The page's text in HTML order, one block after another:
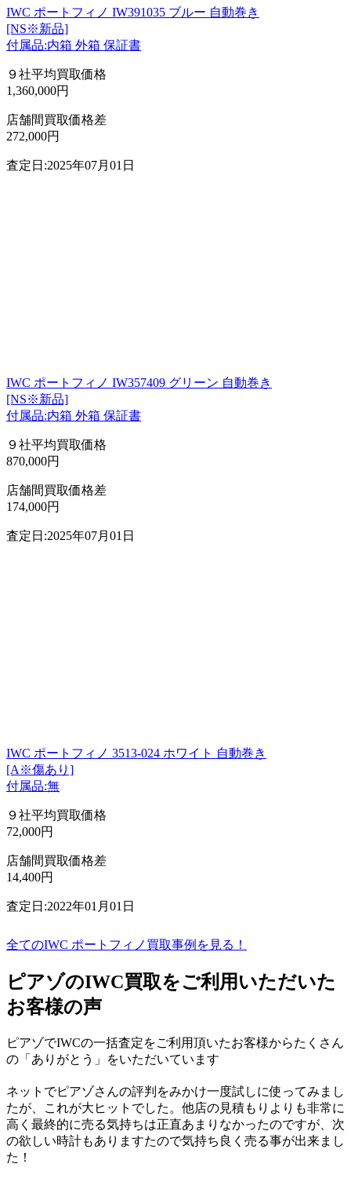
IWC ポートフィノ IW391035 ブルー 自動巻き
[NS※新品]
付属品:内箱 外箱 保証書
９社平均買取価格
1,360,000円
店舗間買取価格差
272,000円
査定日:2025年07月01日
IWC ポートフィノ IW357409 グリーン 自動巻き
[NS※新品]
付属品:内箱 外箱 保証書
９社平均買取価格
870,000円
店舗間買取価格差
174,000円
査定日:2025年07月01日
IWC ポートフィノ 3513-024 ホワイト 自動巻き
[A※傷あり]
付属品:無
９社平均買取価格
72,000円
店舗間買取価格差
14,400円
査定日:2022年01月01日
全てのIWC ポートフィノ買取事例を見る！
ピアゾのIWC買取をご利用いただいた
お客様の声
ピアゾでIWCの一括査定をご利用頂いたお客様からたくさん
の「ありがとう」をいただいています
ネットでピアゾさんの評判をみかけ一度試しに使ってみまし
たが、これが大ヒットでした。他店の見積もりよりも非常に
高く最終的に売る気持ちは正直あまりなかったのですが、次
の欲しい時計もありますたので気持ち良く売る事が出来まし
た！